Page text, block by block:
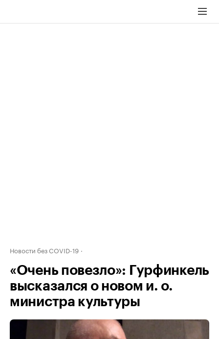
Новости без COVID-19
«Очень повезло»: Гурфинкель
высказался о новом и. о.
министра культуры